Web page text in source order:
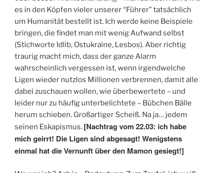
es in den Köpfen vieler unserer “Führer” tatsächlich
um Humanität bestellt ist. Ich werde keine Beispiele
bringen, die findet man mit wenig Aufwand selbst
(Stichworte Idlib, Ostukraine, Lesbos). Aber richtig
traurig macht mich, dass der ganze Alarm
wahrscheinlich vergessen ist, wenn irgendwelche
Ligen wieder nutzlos Millionen verbrennen, damit alle
dabei zuschauen wollen, wie überbewertete – und
leider nur zu häufig unterbelichtete – Bübchen Bälle
herum schieben. Großartiger Scheiß. Na ja… jedem
seinen Eskapismus. [Nachtrag vom 22.03: ich habe
mich geirrt! Die Ligen sind abgesagt! Wenigstens
einmal hat die Vernunft über den Mamon gesiegt!]